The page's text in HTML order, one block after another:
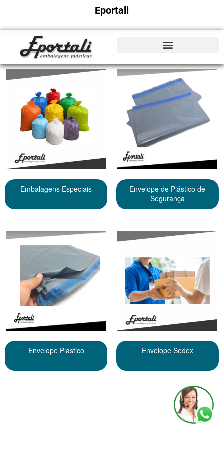
Embalagens Especiais
Envelope de Plástico de
Segurança
Envelope Plástico Envelope Sedex
Eportali